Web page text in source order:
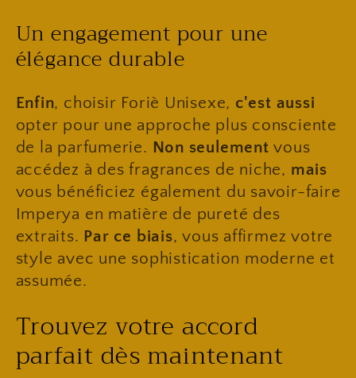
​Un engagement pour une
élégance durable
Enfin, choisir Foriè Unisexe, c'est aussi
opter pour une approche plus consciente
de la parfumerie. Non seulement vous
accédez à des fragrances de niche, mais
vous bénéficiez également du savoir-faire
Imperya en matière de pureté des
extraits. Par ce biais, vous affirmez votre
style avec une sophistication moderne et
assumée.
​Trouvez votre accord
parfait dès maintenant